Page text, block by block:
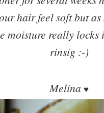
hair feel soft but
moisture really
rinsig :-)
Melina ♥